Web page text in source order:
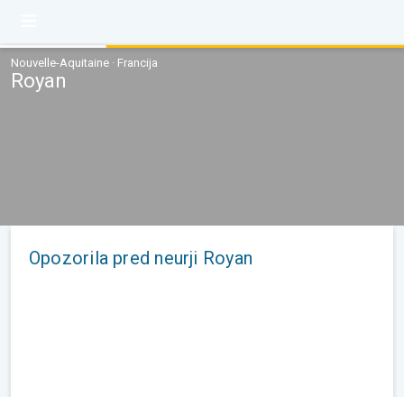
Nouvelle-Aquitaine · Francija
Royan
Opozorila pred neurji Royan